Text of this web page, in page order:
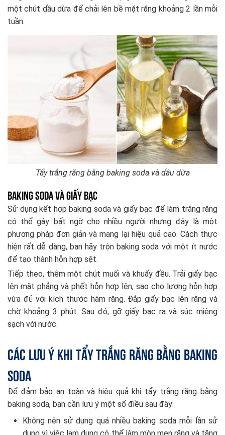
một chút dầu dừa để chải lên bề mặt răng khoảng 2 lần mỗi
tuần.
Tẩy trắng răng bằng baking soda và dầu dừa
Baking soda và giấy bạc
Sử dụng kết hợp baking soda và giấy bạc để làm trắng răng
có thể gây bất ngờ cho nhiều người nhưng đây là một
phương pháp đơn giản và mang lại hiệu quả cao. Cách thực
hiện rất dễ dàng, bạn hãy trộn baking soda với một ít nước
để tạo thành hỗn hợp sệt.
Tiếp theo, thêm một chút muối và khuấy đều. Trải giấy bạc
lên mặt phẳng và phết hỗn hợp lên, sao cho lượng hỗn hợp
vừa đủ với kích thước hàm răng. Đắp giấy bạc lên răng và
chờ khoảng 3 phút. Sau đó, gỡ giấy bạc ra và súc miệng
sạch với nước.
Các lưu ý khi tẩy trắng răng bằng baking
soda
Để đảm bảo an toàn và hiệu quả khi tẩy trắng răng bằng
baking soda, bạn cần lưu ý một số điều sau đây:
Không nên sử dụng quá nhiều baking soda mỗi lần sử